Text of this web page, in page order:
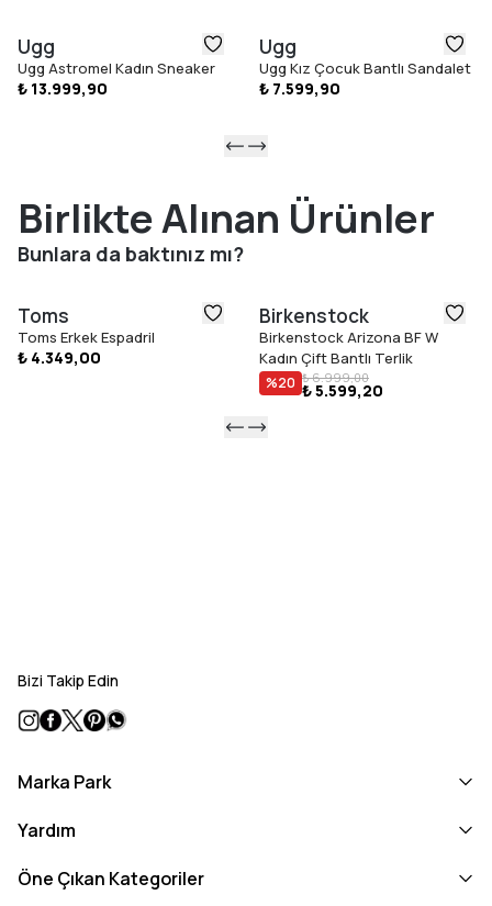
Ugg
Ugg Astromel Kadın Sneaker
₺ 13.999,90
Ugg
Ugg Kız Çocuk Bantlı Sandalet
₺ 7.599,90
Birlikte Alınan Ürünler
Bunlara da baktınız mı?
Toms
Toms Erkek Espadril
₺ 4.349,00
Birkenstock
Birkenstock Arizona BF W
Kadın Çift Bantlı Terlik
%20 ₺ 6.999,00
₺ 5.599,20
Bizi Takip Edin
Marka Park
Yardım
Öne Çıkan Kategoriler